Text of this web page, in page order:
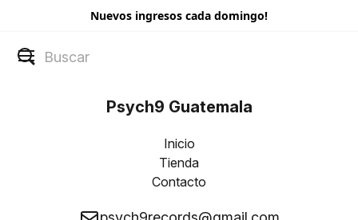
Nuevos ingresos cada domingo!
Psych9 Guatemala
Inicio
Tienda
Contacto